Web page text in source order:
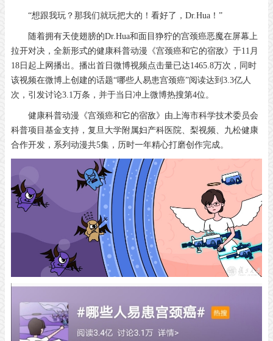
“想跟我玩？那我们就玩把大的！看好了，Dr.Hua！”
随着拥有天使翅膀的Dr.Hua和面目狰狞的宫颈癌恶魔在屏幕上
拉开对决，全新形式的健康科普动漫《宫颈癌和它的宿敌》于11月
18日起上网播出。播出首日微博视频点击量已达1465.8万次，同时
该视频在微博上创建的话题“哪些人易患宫颈癌”阅读达到3.3亿人
次，引发讨论3.1万条，并于当日冲上微博热搜第4位。
健康科普动漫《宫颈癌和它的宿敌》由上海市科学技术委员会
科普项目基金支持，复旦大学附属妇产科医院、梨视频、九松健康
合作开发，系列动漫共5集，历时一年精心打磨创作完成。